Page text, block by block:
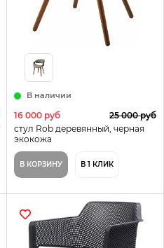
В наличии
16 000 руб
25 000 руб
стул Rob деревянный, черная
экокожа
В КОРЗИНУ В 1 КЛИК